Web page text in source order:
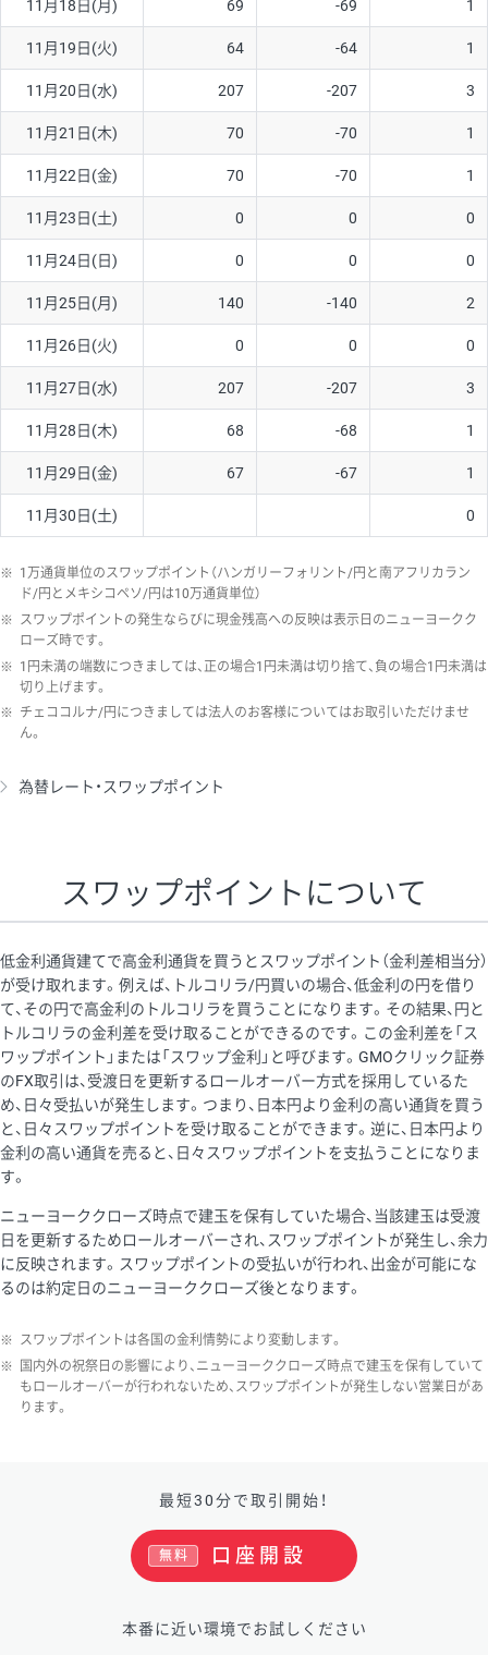
ソ/円は10万通貨単位。
11月18日(月) 69 -69 1
11月19日(火) 64 -64 1
11月20日(水) 207 -207 3
11月21日(木) 70 -70 1
11月22日(金) 70 -70 1
11月23日(土) 0 0 0
11月24日(日) 0 0 0
11月25日(月) 140 -140 2
11月26日(火) 0 0 0
11月27日(水) 207 -207 3
11月28日(木) 68 -68 1
11月29日(金) 67 -67 1
11月30日(土) 0
※ 1万通貨単位のスワップポイント（ハンガリーフォリント/円と南アフリカラン
ド/円とメキシコペソ/円は10万通貨単位）
※ スワップポイントの発生ならびに現金残高への反映は表示日のニューヨークク
ローズ時です。
※ 1円未満の端数につきましては、正の場合1円未満は切り捨て、負の場合1円未満は
切り上げます。
※ チェココルナ/円につきましては法人のお客様についてはお取引いただけませ
ん。
為替レート・スワップポイント
スワップポイントについて
低金利通貨建てで高金利通貨を買うとスワップポイント（金利差相当分）
が受け取れます。例えば、トルコリラ/円買いの場合、低金利の円を借り
て、その円で高金利のトルコリラを買うことになります。その結果、円と
トルコリラの金利差を受け取ることができるのです。この金利差を「ス
ワップポイント」または「スワップ金利」と呼びます。GMOクリック証券
のFX取引は、受渡日を更新するロールオーバー方式を採用しているた
め、日々受払いが発生します。つまり、日本円より金利の高い通貨を買う
と、日々スワップポイントを受け取ることができます。逆に、日本円より
金利の高い通貨を売ると、日々スワップポイントを支払うことになりま
す。
ニューヨーククローズ時点で建玉を保有していた場合、当該建玉は受渡
日を更新するためロールオーバーされ、スワップポイントが発生し、余力
に反映されます。スワップポイントの受払いが行われ、出金が可能にな
るのは約定日のニューヨーククローズ後となります。
※ スワップポイントは各国の金利情勢により変動します。
※
国内外の祝祭日の影響により、ニューヨーククローズ時点で建玉を保有していて
もロールオーバーが行われないため、スワップポイントが発生しない営業日があ
ります。
最短30分で取引開始！
口座開設
無料
本番に近い環境でお試しください